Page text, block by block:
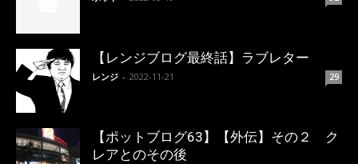
【レンジブログ最終話】ラブレター
レンジ - 2022-11-21 29
【ポットブログ63】【外伝】その２ ク
レアとのその後